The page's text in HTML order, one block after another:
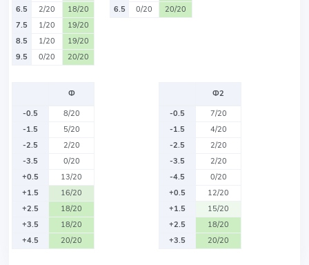
6.5
2/20
18/20
7.5
1/20
19/20
8.5
1/20
19/20
9.5
0/20 20/20
6.5
0/20 20/20
Ф
-0.5
8/20
-1.5
5/20
-2.5
2/20
-3.5
0/20
+0.5
13/20
+1.5
16/20
+2.5
18/20
+3.5
18/20
+4.5
20/20
Ф2
-0.5
7/20
-1.5
4/20
-2.5
2/20
-3.5
2/20
-4.5
0/20
+0.5
12/20
+1.5
15/20
+2.5
18/20
+3.5
20/20